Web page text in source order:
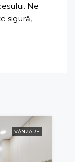
Ne
sigură,
VÂNZARE